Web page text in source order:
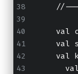
val
val
val